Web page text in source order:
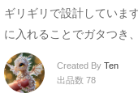
ギリギリで設計していま
に入れることでガタつき
Created By Ten
出品数 78